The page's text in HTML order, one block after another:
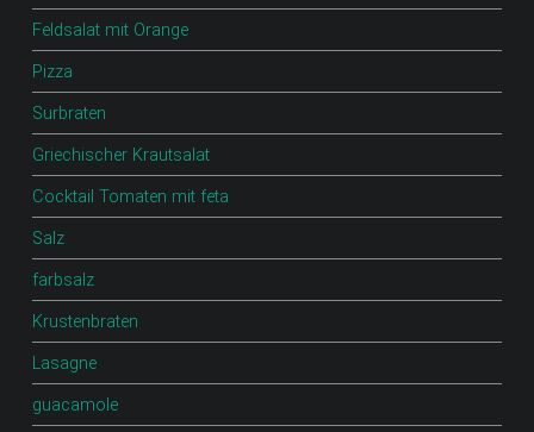
Feldsalat mit Orange
Pizza
Surbraten
Griechischer Krautsalat
Cocktail Tomaten mit feta
Salz
farbsalz
Krustenbraten
Lasagne
guacamole